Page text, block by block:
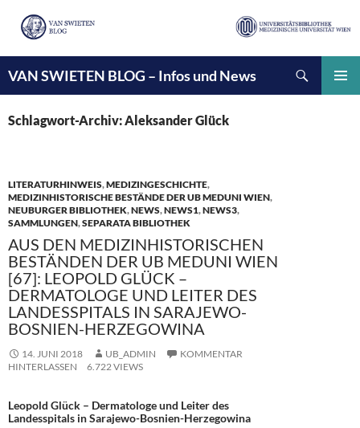
VAN SWIETEN BLOG – Infos und News
INHALT
SPRINGEN
Schlagwort-Archiv: Aleksander Glück
LITERATURHINWEIS,MEDIZINGESCHICHTE,
MEDIZINHISTORISCHE BESTÄNDE DER UB MEDUNI WIEN,
NEUBURGER BIBLIOTHEK,NEWS,NEWS1,NEWS3,
SAMMLUNGEN,SEPARATA BIBLIOTHEK
AUS DEN MEDIZINHISTORISCHEN
BESTÄNDEN DER UB MEDUNI WIEN
[67]: LEOPOLD GLÜCK –
DERMATOLOGE UND LEITER DES
LANDESSPITALS IN SARAJEWO-
BOSNIEN-HERZEGOWINA
14. JUNI 2018 UB_ADMIN
KOMMENTAR
HINTERLASSEN
6.722 VIEWS
Leopold Glück – Dermatologe und Leiter des
Landesspitals in Sarajewo-Bosnien-Herzegowina